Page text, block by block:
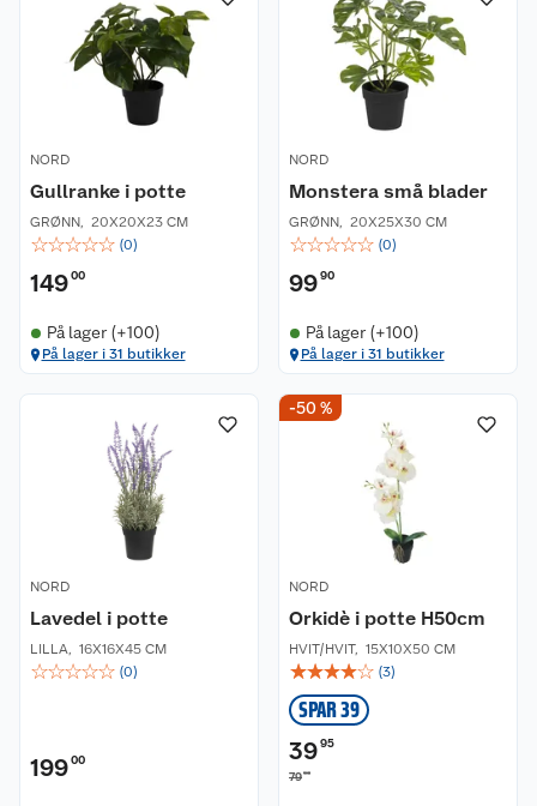
NORD
Gullranke i potte
GRØNN, 20X20X23 CM
☆☆☆☆☆ (0)
14900
På lager (+100)
På lager i 31 butikker
NORD
Monstera små blader
GRØNN, 20X25X30 CM
☆☆☆☆☆ (0)
9990
På lager (+100)
På lager i 31 butikker
NORD
Lavedel i potte
LILLA, 16X16X45 CM
☆☆☆☆☆ (0)
19900
-50 %
NORD
Orkidè i potte H50cm
HVIT/HVIT, 15X10X50 CM
☆☆☆☆☆ (3)
SPAR 39
3995
7990